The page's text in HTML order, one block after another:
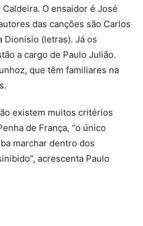
O ensaidor é José
das canções são Carlos
Dionísio (letras). Já os
a cargo de Paulo Julião.
que têm familiares na
existem muitos critérios
de França, “o único
marchar dentro dos
acrescenta Paulo